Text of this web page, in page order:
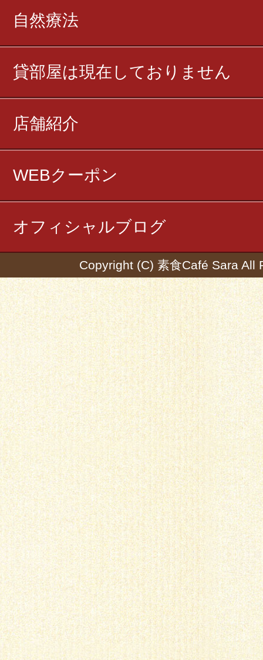
自然療法
貸部屋は現在しておりません
店舗紹介
WEBクーポン
オフィシャルブログ
Copyright (C) 素食Café Sara All